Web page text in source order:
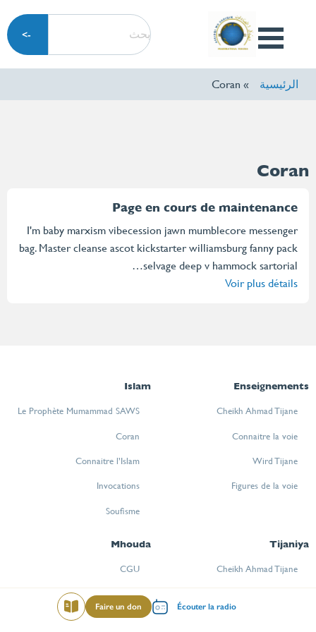
المحتوى
Open
Menu
بحث
الرئيسية
Coran
Page en cours de maintenance
I'm baby marxism vibecession jawn mumblecore messenger
bag. Master cleanse ascot kickstarter williamsburg fanny pack
selvage deep v hammock sartorial…
Voir plus détails
Écouter la radio
Faire un don
Lire
Enseignements
Cheikh Ahmad Tijane
Connaitre la voie
Wird Tijane
Figures de la voie
Islam
Le Prophète Mumammad SAWS
Coran
Connaitre l’Islam
Invocations
Soufisme
Tijaniya
Cheikh Ahmad Tijane
Mhouda
CGU